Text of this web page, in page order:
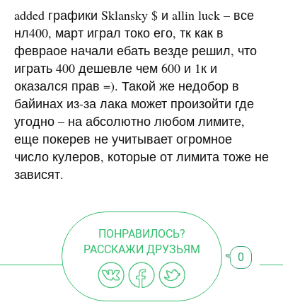
added графики Sklansky $ и allin luck – все
нл400, март играл токо его, тк как в
февраое начали ебать везде решил, что
играть 400 дешевле чем 600 и 1к и
оказался прав =). Такой же недобор в
байинах из-за лака может произойти где
угодно – на абсолютно любом лимите,
еще покерев не учитывает огромное
число кулеров, которые от лимита тоже не
зависят.
ПОНРАВИЛОСЬ?
РАССКАЖИ ДРУЗЬЯМ
0